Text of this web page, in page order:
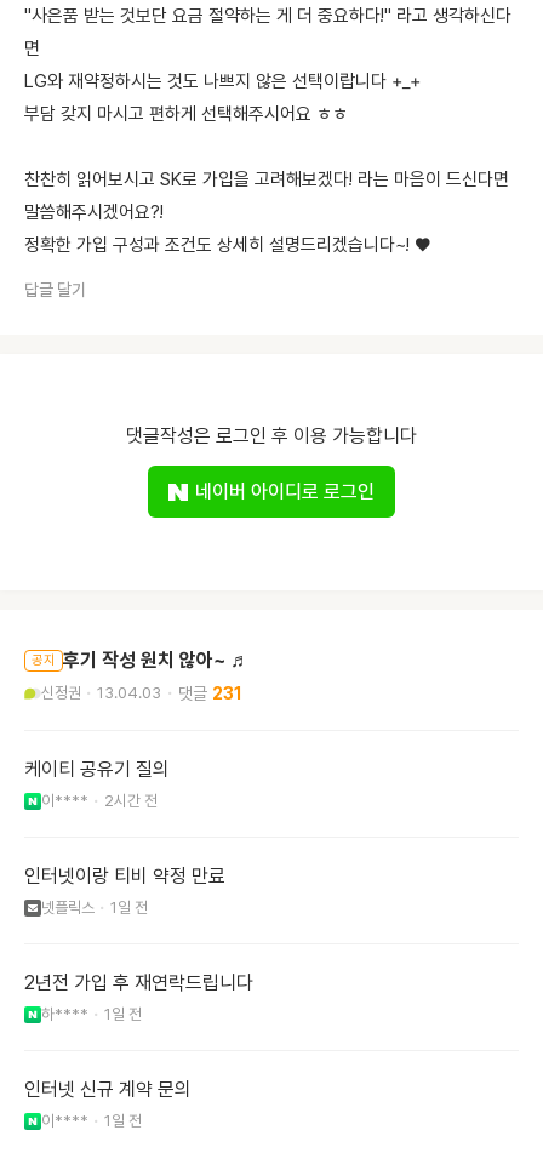
"사은품 받는 것보단 요금 절약하는 게 더 중요하다!" 라고 생각하신다
면
LG와 재약정하시는 것도 나쁘지 않은 선택이랍니다 +_+
부담 갖지 마시고 편하게 선택해주시어요 ㅎㅎ
찬찬히 읽어보시고 SK로 가입을 고려해보겠다! 라는 마음이 드신다면
말씀해주시겠어요?!
정확한 가입 구성과 조건도 상세히 설명드리겠습니다~! ♥️
답글 달기
댓글작성은 로그인 후 이용 가능합니다
네이버 아이디로 로그인
공지 후기 작성 원치 않아~ ♬
신정권 13.04.03 231
케이티 공유기 질의
이**** 2시간 전
인터넷이랑 티비 약정 만료
넷플릭스 1일 전
2년전 가입 후 재연락드립니다
하**** 1일 전
인터넷 신규 계약 문의
이**** 1일 전